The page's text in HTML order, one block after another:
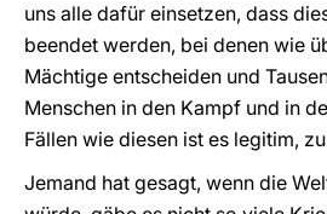
uns alle dafür einsetzen, dass
beendet werden, bei denen wie
Mächtige entscheiden und
Menschen in den Kampf und in
Fällen wie diesen ist es legitim,
Jemand hat gesagt, wenn die